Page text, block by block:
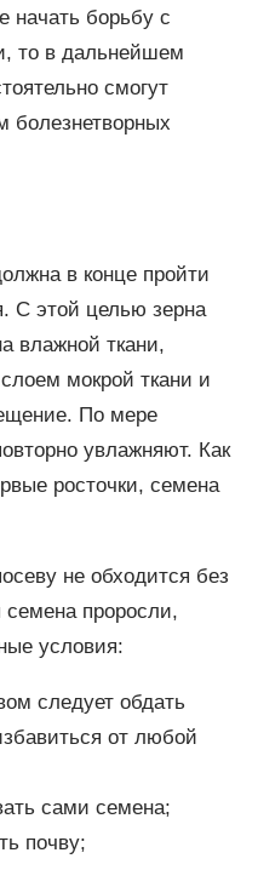
начать борьбу с
то в дальнейшем
смогут
болезнетворных
в конце пройти
С этой целью зерна
влажной ткани,
мокрой ткани и
По мере
увлажняют. Как
росточки, семена
не обходится без
проросли,
условия:
следует обдать
от любой
сами семена;
почву;